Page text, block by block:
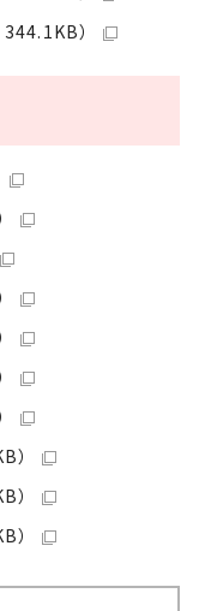
）
）
）
）